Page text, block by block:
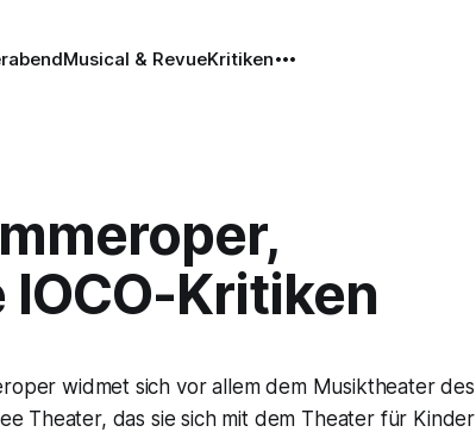
Musical & RevueKritiken
IOCO-Kritiken
widmet sich vor allem dem Musiktheater des
Theater, das sie sich mit dem Theater für Kinder